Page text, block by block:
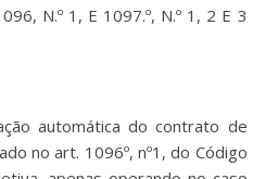
N.º 1, E 1097.º, N.º 1, 2 E 3
automática do contrato de
no art. 1096º, nº1, do Código